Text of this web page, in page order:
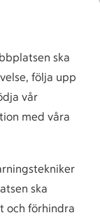
ska
följa upp
vår
med våra
ska
och förhindra